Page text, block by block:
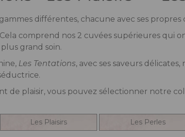
différentes, chacune avec ses propres
comprend nos 2 cuvées supérieures qui
grand soin.
Les Tentations, avec ses saveurs
de plaisir, vous pouvez sélectionner notre
Les Plaisirs Les Perles